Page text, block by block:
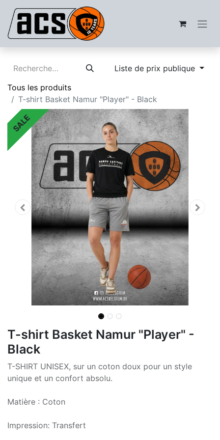
Liste de prix publique
Tous les produits
T-shirt Basket Namur "Player" - Black
SALE
T-shirt Basket Namur "Player" -
Black
T-SHIRT UNISEX, sur un coton doux pour un style
unique et un confort absolu.
Matière : Coton
Impression: Transfert